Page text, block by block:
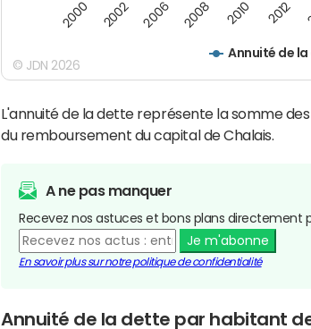
Annuité de
2000 2002 2006 2008 2010 2012
© JDN 2026
L'annuité de la dette représente la somme
du remboursement du capital de Chalais.
A ne pas manquer
Recevez nos astuces et bons plans directement
Je m'abonne
En savoir plus sur notre politique de confidentialité
Annuité de la dette par habitant